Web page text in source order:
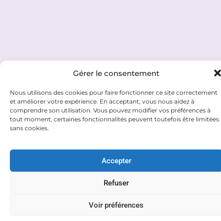
Gérer le consentement
Nous utilisons des cookies pour faire fonctionner ce site correctement
et améliorer votre expérience. En acceptant, vous nous aidez à
comprendre son utilisation. Vous pouvez modifier vos préférences à
tout moment, certaines fonctionnalités peuvent toutefois être limitées
sans cookies.
Accepter
Refuser
Voir préférences